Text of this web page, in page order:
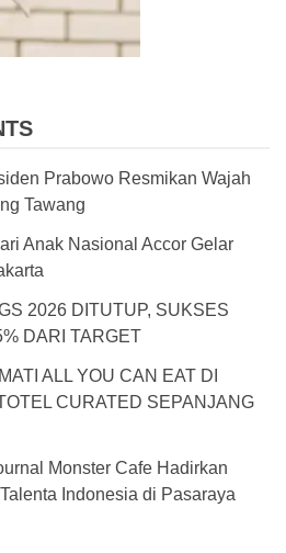
Prabowo Resmikan Wajah
Tawang
Anak Nasional Accor Gelar
2026 DITUTUP, SUKSES
DARI TARGET
ALL YOU CAN EAT DI
CURATED SEPANJANG
Monster Cafe Hadirkan
Indonesia di Pasaraya